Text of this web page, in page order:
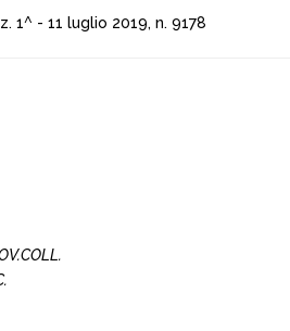
1^ - 11 luglio 2019, n. 9178